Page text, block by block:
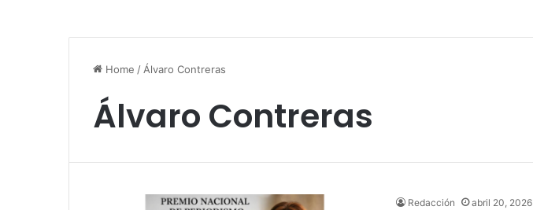
Home / Álvaro Contreras
Álvaro Contreras
Redacción abril 20, 2026